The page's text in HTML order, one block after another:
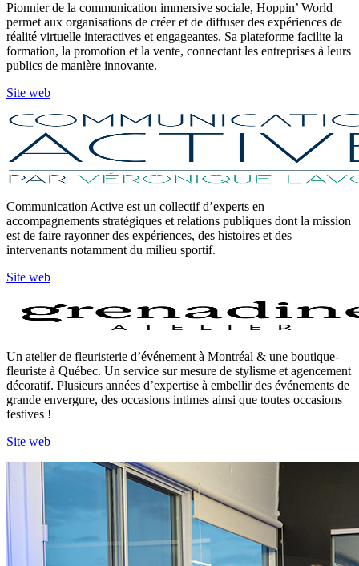
Pionnier de la communication immersive sociale, Hoppin’ World
permet aux organisations de créer et de diffuser des expériences de
réalité virtuelle interactives et engageantes. Sa plateforme facilite la
formation, la promotion et la vente, connectant les entreprises à leurs
publics de manière innovante.
Site web
Communication Active est un collectif d’experts en
accompagnements stratégiques et relations publiques dont la mission
est de faire rayonner des expériences, des histoires et des
intervenants notamment du milieu sportif.
Site web
Un atelier de fleuristerie d’événement à Montréal & une boutique-
fleuriste à Québec. Un service sur mesure de stylisme et agencement
décoratif. Plusieurs années d’expertise à embellir des événements de
grande envergure, des occasions intimes ainsi que toutes occasions
festives !
Site web